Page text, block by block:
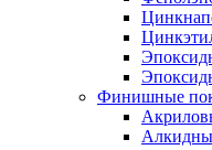
Финишные